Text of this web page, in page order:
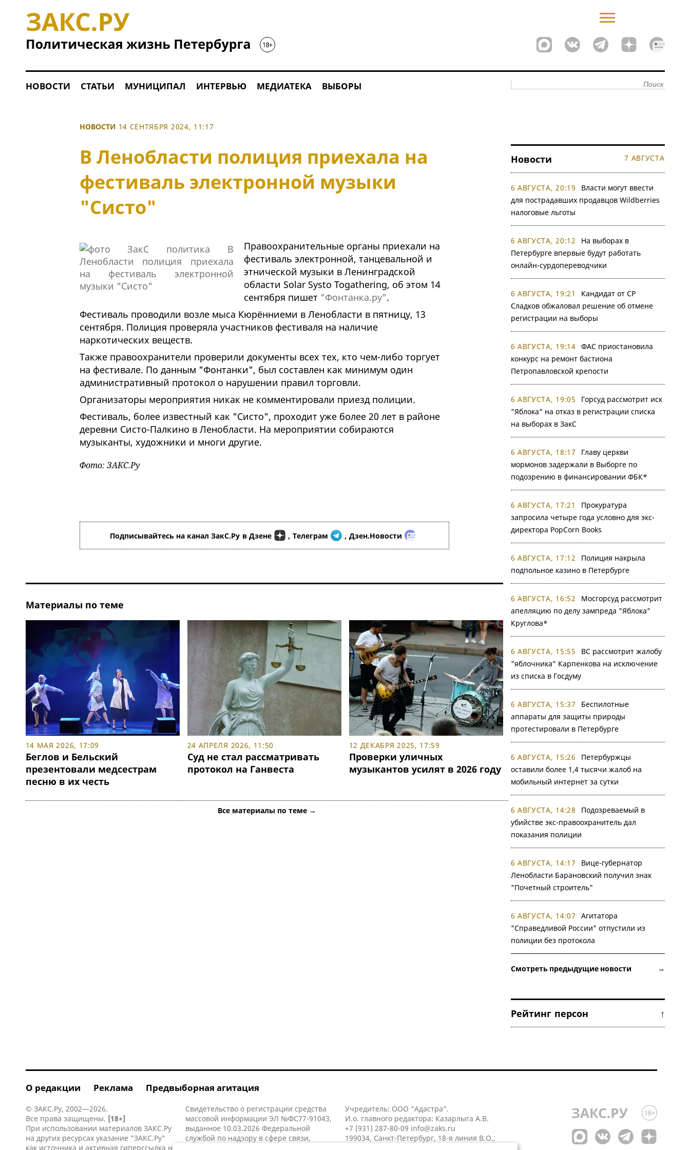
НОВОСТИ СТАТЬИ МУНИЦИПАЛ ИНТЕРВЬЮ МЕДИАТЕКА ВЫБОРЫ
НОВОСТИ 14 СЕНТЯБРЯ 2024, 11:17
В Ленобласти полиция приехала на
фестиваль электронной музыки
"Систо"
Правоохранительные органы приехали на
фестиваль электронной, танцевальной и
этнической музыки в Ленинградской
области Solar Systo Togathering, об этом 14
сентября пишет "Фонтанка.ру".
Фестиваль проводили возле мыса Кюрённиеми в Ленобласти в пятницу, 13
сентября. Полиция проверяла участников фестиваля на наличие
наркотических веществ.
Также правоохранители проверили документы всех тех, кто чем-либо торгует
на фестивале. По данным "Фонтанки", был составлен как минимум один
административный протокол о нарушении правил торговли.
Организаторы мероприятия никак не комментировали приезд полиции.
Фестиваль, более известный как "Систо", проходит уже более 20 лет в районе
деревни Систо-Палкино в Ленобласти. На мероприятии собираются
музыканты, художники и многи другие.
Фото: ЗАКС.Ру
Подписывайтесь на канал ЗакС.Ру в Дзене , Телеграм , Дзен.Новости
Материалы по теме
14 МАЯ 2026, 17:09
Беглов и Бельский
презентовали медсестрам
песню в их честь
24 АПРЕЛЯ 2026, 11:50
Суд не стал рассматривать
протокол на Ганвеста
12 ДЕКАБРЯ 2025, 17:59
Проверки уличных
музыкантов усилят в 2026 году
Все материалы по теме →
Новости 7 АВГУСТА
6 АВГУСТА, 20:19
Власти могут ввести
для пострадавших продавцов Wildberries
налоговые льготы
6 АВГУСТА, 20:12
На выборах в
Петербурге впервые будут работать
онлайн-сурдопереводчики
6 АВГУСТА, 19:21
Кандидат от СР
Сладков обжаловал решение об отмене
регистрации на выборы
6 АВГУСТА, 19:14 ФАС приостановила
конкурс на ремонт бастиона
Петропавловской крепости
6 АВГУСТА, 19:05
Горсуд рассмотрит иск
"Яблока" на отказ в регистрации списка
на выборах в ЗакС
6 АВГУСТА, 18:17
Главу церкви
мормонов задержали в Выборге по
подозрению в финансировании ФБК*
6 АВГУСТА, 17:21
Прокуратура
запросила четыре года условно для экс-
директора PopCorn Books
6 АВГУСТА, 17:12
Полиция накрыла
подпольное казино в Петербурге
6 АВГУСТА, 16:52
Мосгорсуд рассмотрит
апелляцию по делу зампреда "Яблока"
Круглова*
6 АВГУСТА, 15:55
ВС рассмотрит жалобу
"яблочника" Карпенкова на исключение
из списка в Госдуму
6 АВГУСТА, 15:37
Беспилотные
аппараты для защиты природы
протестировали в Петербурге
6 АВГУСТА, 15:26
Петербуржцы
оставили более 1,4 тысячи жалоб на
мобильный интернет за сутки
6 АВГУСТА, 14:28
Подозреваемый в
убийстве экс-правоохранитель дал
показания полиции
6 АВГУСТА, 14:17
Вице-губернатор
Ленобласти Барановский получил знак
"Почетный строитель"
6 АВГУСТА, 14:07
Агитатора
"Справедливой России" отпустили из
полиции без протокола
Смотреть предыдущие новости →
Рейтинг персон ↑
О редакции Реклама Предвыборная агитация
© ЗАКС.Ру, 2002—2026.
Все права защищены. [18+]
При использовании материалов ЗАКС.Ру
на других ресурсах указание "ЗАКС.Ру"
как источника и активная гиперссылка на
Свидетельство о регистрации средства
массовой информации ЭЛ №ФС77-91043,
выданное 10.03.2026 Федеральной
службой по надзору в сфере связи,
Учредитель: ООО "Адастра".
И.о. главного редактора: Казарлыга А.В.
+7 (931) 287-80-09 info@zaks.ru
199034, Санкт-Петербург, 18-я линия В.О.,